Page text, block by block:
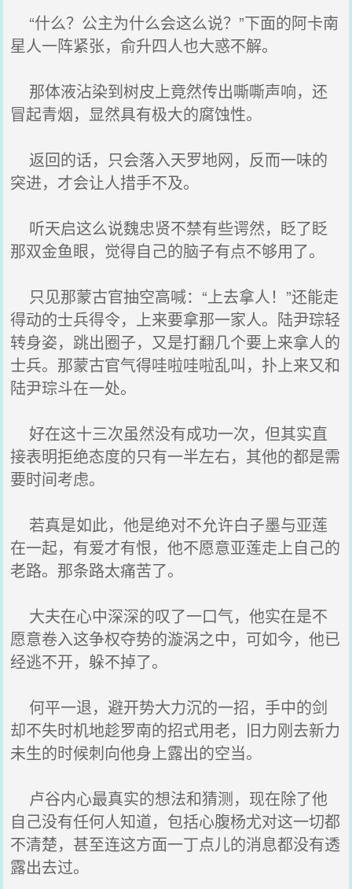
“什么？公主为什么会这么说？”下面的阿卡南
星人一阵紧张，俞升四人也大惑不解。
那体液沾染到树皮上竟然传出嘶嘶声响，还
冒起青烟，显然具有极大的腐蚀性。
返回的话，只会落入天罗地网，反而一味的
突进，才会让人措手不及。
听天启这么说魏忠贤不禁有些谔然，眨了眨
那双金鱼眼，觉得自己的脑子有点不够用了。
只见那蒙古官抽空高喊：“上去拿人！”还能走
得动的士兵得令，上来要拿那一家人。陆尹琮轻
转身姿，跳出圈子，又是打翻几个要上来拿人的
士兵。那蒙古官气得哇啦哇啦乱叫，扑上来又和
陆尹琮斗在一处。
好在这十三次虽然没有成功一次，但其实直
接表明拒绝态度的只有一半左右，其他的都是需
要时间考虑。
若真是如此，他是绝对不允许白子墨与亚莲
在一起，有爱才有恨，他不愿意亚莲走上自己的
老路。那条路太痛苦了。
大夫在心中深深的叹了一口气，他实在是不
愿意卷入这争权夺势的漩涡之中，可如今，他已
经逃不开，躲不掉了。
何平一退，避开势大力沉的一招，手中的剑
却不失时机地趁罗南的招式用老，旧力刚去新力
未生的时候刺向他身上露出的空当。
卢谷内心最真实的想法和猜测，现在除了他
自己没有任何人知道，包括心腹杨尤对这一切都
不清楚，甚至连这方面一丁点儿的消息都没有透
露出去过。